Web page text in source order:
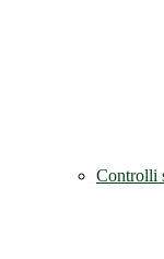
Controlli